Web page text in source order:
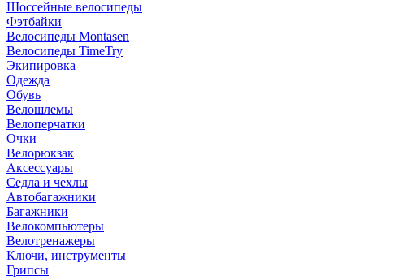
Шоссейные велосипеды
Фэтбайки
Велосипеды Montasen
Велосипеды TimeTry
Экипировка
Одежда
Обувь
Велошлемы
Велоперчатки
Очки
Велорюкзак
Аксессуары
Седла и чехлы
Автобагажники
Багажники
Велокомпьютеры
Велотренажеры
Ключи, инструменты
Грипсы